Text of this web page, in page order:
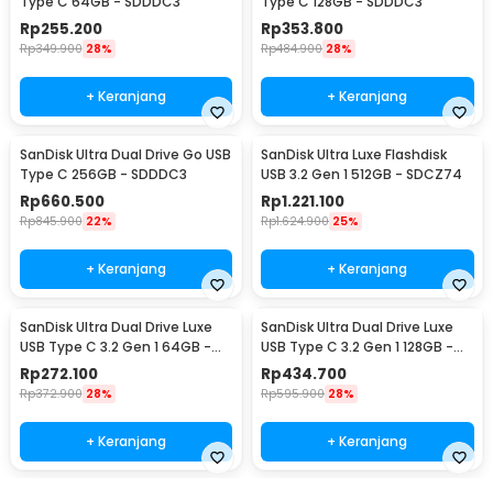
Rp255.200
Rp349.900 28%
+ Keranjang
Rp353.800
Rp484.900 28%
+ Keranjang
SanDisk Ultra Dual Drive Go USB
Type C 256GB - SDDDC3
Rp660.500
Rp845.900 22%
+ Keranjang
SanDisk Ultra Luxe Flashdisk
USB 3.2 Gen 1 512GB - SDCZ74
Rp1.221.100
Rp1.624.900 25%
+ Keranjang
SanDisk Ultra Dual Drive Luxe
USB Type C 3.2 Gen 1 64GB -
SDDDC4
Rp272.100
Rp372.900 28%
+ Keranjang
SanDisk Ultra Dual Drive Luxe
USB Type C 3.2 Gen 1 128GB -
SDDDC4
Rp434.700
Rp595.900 28%
+ Keranjang